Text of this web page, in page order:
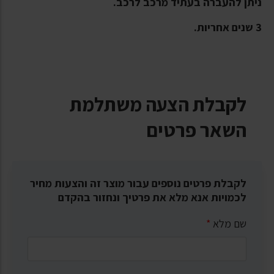
3 שנים אחריות.
לקבלת הצעה משתלמת
השאר פרטים
לקבלת פרטים נוספים עבור מוצר זה והצעות מחיר
לכמויות אנא מלא את פרטיך ונחזור בהקדם
שם מלא *